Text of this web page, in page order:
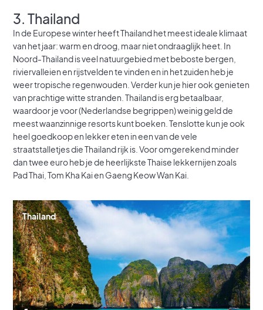
3. Thailand
In de Europese winter heeft Thailand het meest ideale klimaat
van het jaar: warm en droog, maar niet ondraaglijk heet. In
Noord-Thailand is veel natuurgebied met beboste bergen,
riviervalleien en rijstvelden te vinden en in het zuiden heb je
weer tropische regenwouden. Verder kun je hier ook genieten
van prachtige witte stranden. Thailand is erg betaalbaar,
waardoor je voor (Nederlandse begrippen) weinig geld de
meest waanzinnige resorts kunt boeken. Tenslotte kun je ook
heel goedkoop en lekker eten in een van de vele
straatstalletjes die Thailand rijk is. Voor omgerekend minder
dan twee euro heb je de heerlijkste Thaise lekkernijen zoals
Pad Thai, Tom Kha Kai en Gaeng Keow Wan Kai.
Thailand